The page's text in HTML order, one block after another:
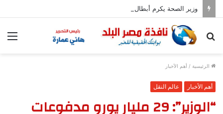
وزير الصحة يكرم أبطال حريق عيادات مدينة نصر
بحث
الرئيسية / أهم الأخبار
أهم الأخبار عالم النقل
“الوزير”: 29 مليار يورو مدفوعات